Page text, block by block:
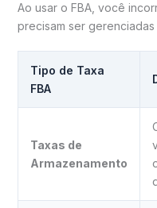
Ao usar o FBA, você
precisam ser
Tipo de Taxa
FBA
Taxas de
Armazenamento